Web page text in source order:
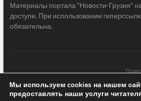
Материалы портала "Новости-Грузия"
доступе. При использовании
обязательна.
Новости Грузии | Black Sea Press LTD ©
Мы используем cookies на нашем
предоставлять наши услуги